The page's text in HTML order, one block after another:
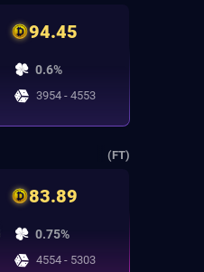
94.45
0.6%
3954 - 4553
(FT)
83.89
0.75%
4554 - 5303